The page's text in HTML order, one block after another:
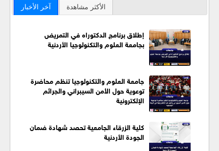
آخر الأخبار الأكثر مشاهدة
إطلاق برنامج الدكتوراه في التمريض
بجامعة العلوم والتكنولوجيا الأردنية
جامعة العلوم والتكنولوجيا تنظم محاضرة
توعوية حول الأمن السيبراني والجرائم
الإلكترونية
كلية الزرقاء الجامعية تحصد شهادة ضمان
الجودة الأردنية